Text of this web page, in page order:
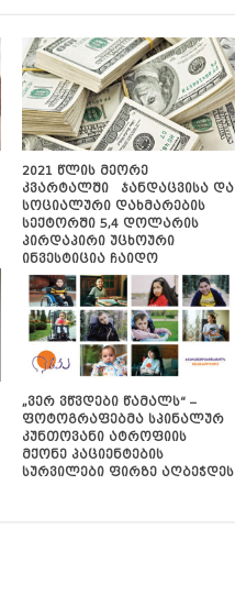
2021 წლის მეორე
კვარტალში ჯანდაცვისა და
სოციალური დახმარების
სექტორში 5,4 დოლარის
პირდაპირი უცხოური
ინვესტიცია ჩაიდო
„ვერ ვწვდები წამალს“ –
ფოტოგრაფებმა სპინალურ
კუნთოვანი ატროფიის
მქონე პაციენტების
სურვილები ფირზე აღბეჭდეს